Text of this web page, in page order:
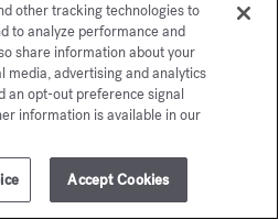
other tracking technologies to
to analyze performance and
share information about your
media, advertising and analytics
an opt-out preference signal
information is available in our
Accept Cookies